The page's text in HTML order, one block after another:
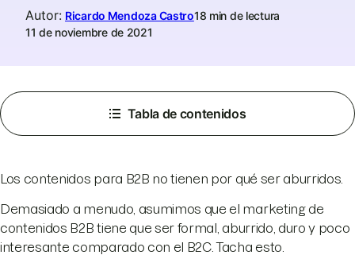
Autor: Ricardo Mendoza Castro18 min de lectura
11 de noviembre de 2021
Tabla de contenidos
Los contenidos para B2B no tienen por qué ser aburridos.
Demasiado a menudo, asumimos que el marketing de
contenidos B2B tiene que ser formal, aburrido, duro y poco
interesante comparado con el B2C. Tacha esto.